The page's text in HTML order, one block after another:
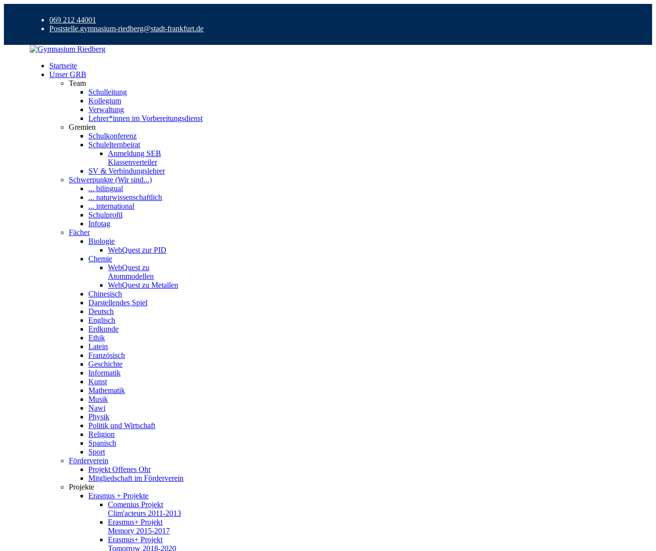
069 212 44001
Poststelle.gymnasium-riedberg@stadt-frankfurt.de
Startseite
Unser GRB
Team
Schulleitung
Kollegium
Verwaltung
Lehrer*innen im Vorbereitungsdienst
Gremien
Schulkonferenz
Schulelternbeirat
Anmeldung SEB
Klassenverteiler
SV & Verbindungslehrer
Schwerpunkte (Wir sind...)
... bilingual
... naturwissenschaftlich
... international
Schulprofil
Infotag
Fächer
Biologie
WebQuest zur PID
Chemie
WebQuest zu
Atommodellen
WebQuest zu Metallen
Chinesisch
Darstellendes Spiel
Deutsch
Englisch
Erdkunde
Ethik
Latein
Französisch
Geschichte
Informatik
Kunst
Mathematik
Musik
Nawi
Physik
Politik und Wirtschaft
Religion
Spanisch
Sport
Förderverein
Projekt Offenes Ohr
Mitgliedschaft im Förderverein
Projekte
Erasmus + Projekte
Comenius Projekt
Clim'acteurs 2011-2013
Erasmus+ Projekt
Memory 2015-2017
Erasmus+ Projekt
Tomorrow 2018-2020